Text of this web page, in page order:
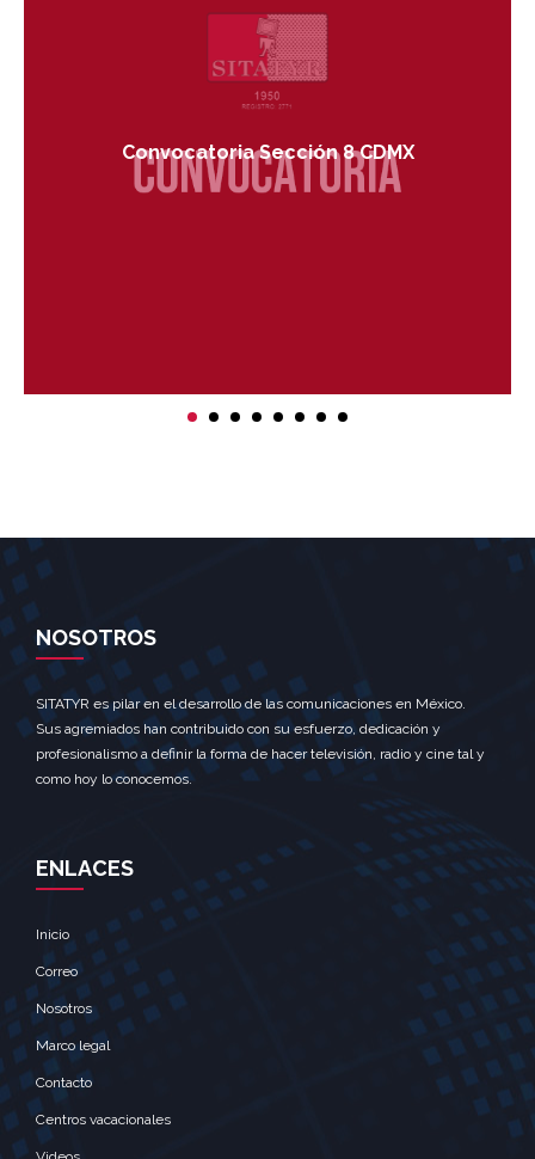
Convocatoria Sección 8 CDMX
NOSOTROS
SITATYR es pilar en el desarrollo de las comunicaciones en México.
Sus agremiados han contribuido con su esfuerzo, dedicación y
profesionalismo a definir la forma de hacer televisión, radio y cine tal y
como hoy lo conocemos.
ENLACES
Inicio
Correo
Nosotros
Marco legal
Contacto
Centros vacacionales